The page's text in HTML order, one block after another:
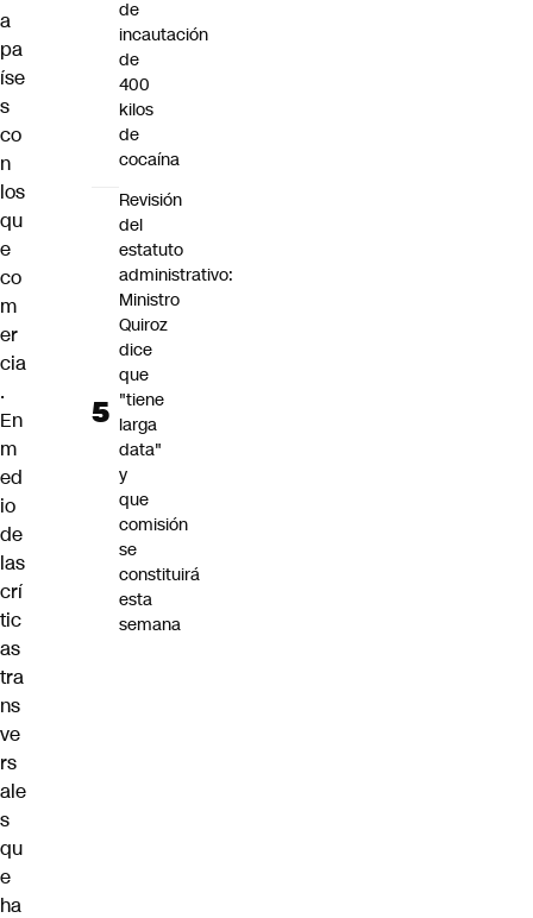
a
pa
íse
s
co
n
los
qu
e
co
m
er
cia
.
En
m
ed
io
de
las
crí
tic
as
tra
ns
ve
rs
ale
s
qu
e
ha
de
incautación
de
400
kilos
de
cocaína
Revisión
del
estatuto
administrativo:
Ministro
Quiroz
dice
que
"tiene
larga
data"
y
que
comisión
se
constituirá
esta
semana